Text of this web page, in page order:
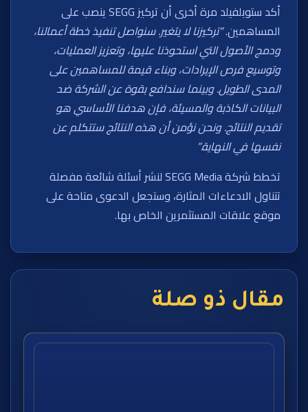
أكد ستوبلفيلد مرة أخرى أن تركيز SEGG ينصب على
المساهمين.“تركيزنا لا يتغير. سنواصل تنفيذ خطة أعمالنا،
ودمج الأصول التي استحوذنا عليها، وتعزيز العمليات،
وتوسيع فرص الإيرادات، وبناء قيمة للمساهمين على
المدى الطويل. وبينما سندافع بقوة عن الشركة ضد
البيانات الكاذبة والمسيئة، فإن هدفنا الأساسي هو
تقديم النتائج. ونحن نؤمن أن هذه النتائج ستتكلم عن
نفسها في النهاية.”
تخطط شركة SEGG Media لنشر أسئلة شائعة مفصلة
تتناول الادعاءات المثارة، وستجعل الدعوى متاحة على
موقع علاقات المستثمرين الخاص بها.
مقال ذو صلة